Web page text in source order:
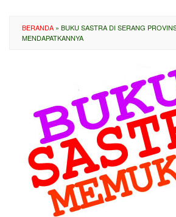
BERANDA » BUKU SASTRA DI SERANG
MENDAPATKANNYA